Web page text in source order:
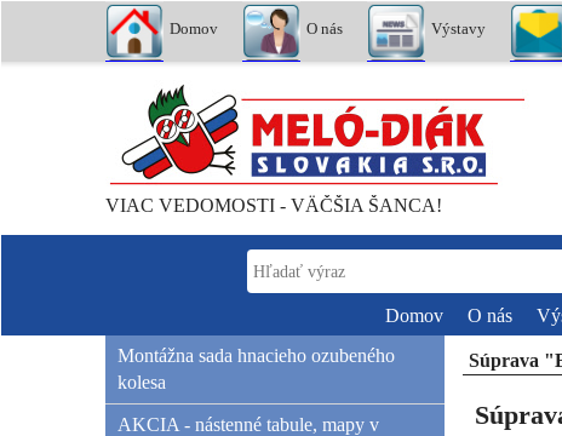
Domov O nás Výstavy
VIAC VEDOMOSTI - VÄČŠIA ŠANCA!
Domov O nás
Montážna sada hnacieho ozubeného
kolesa
AKCIA - nástenné tabule, mapy v
Súprava